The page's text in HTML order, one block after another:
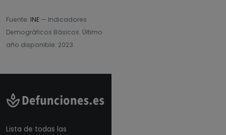
Fuente: INE — Indicadores
Demográficos Básicos. Último
año disponible: 2023.
Lista de todas las